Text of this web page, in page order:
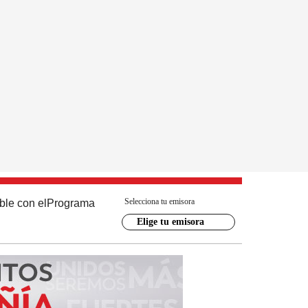
con el Programa Selecciona tu emisora
Elige tu emisora